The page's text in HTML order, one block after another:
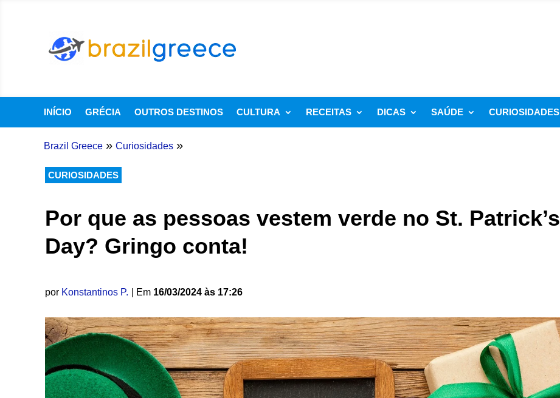
INÍCIO GRÉCIA OUTROS DESTINOS CULTURA RECEITAS DICAS SAÚDE CURIOSIDADES
Brazil Greece » Curiosidades »
CURIOSIDADES
Por que as pessoas vestem verde no St. Patrick’s
Day? Gringo conta!
por Konstantinos P. | Em 16/03/2024 às 17:26